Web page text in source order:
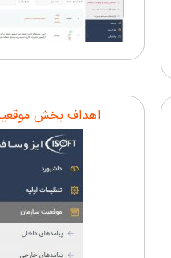
اهداف بخش